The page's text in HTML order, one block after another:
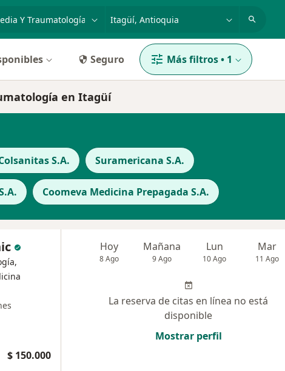
enfermedad o nombrep. ej. Bogotá
Seguro Más filtros• 1
en Itagüí
S.A. Suramericana S.A.
Coomeva Medicina Prepagada S.A.
$ 150.000
Hoy
8 Ago
Mañana
9 Ago
Lun
10 Ago
Mar
11 Ago
La reserva de citas en línea no está
disponible
Mostrar perfil